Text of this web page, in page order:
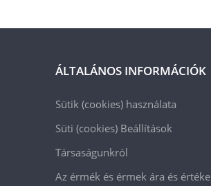
ÁLTALÁNOS INFORMÁCIÓK
Sütik (cookies) használata
Süti (cookies) Beállítások
Társaságunkról
Az érmék és érmek ára és értéke